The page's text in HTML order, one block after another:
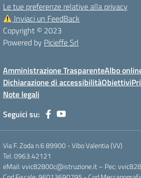
Le tue preferenze relative alla privacy
Inviaci un FeedBack
Copyright © 2023
Powered by Picieffe Srl
Amministrazione TrasparenteAlbo
Dichiarazione di accessibilitàObiettivi
Note legali
Seguici su:
Via F. Zoda n.6 89900 - Vibo Valentia (VV)
Tel. 0963.42121
eMail: vvic82800c@istruzione.it – Pec: